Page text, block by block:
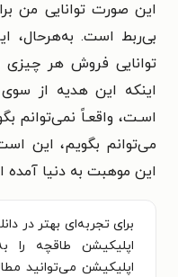
این صورت توانایی من
بی‌ربط است. به‌هرحال،
توانایی فروش هر چیزی
اینکه این هدیه از
اسـت، واقعـاً نمی‌توانم
می‌توانم بگویم، این
این موهبت به دنیا
برای تجربه‌ای بهتر در
اپلیکیشن طاقچه را
اپلیکیشن می‌توانید